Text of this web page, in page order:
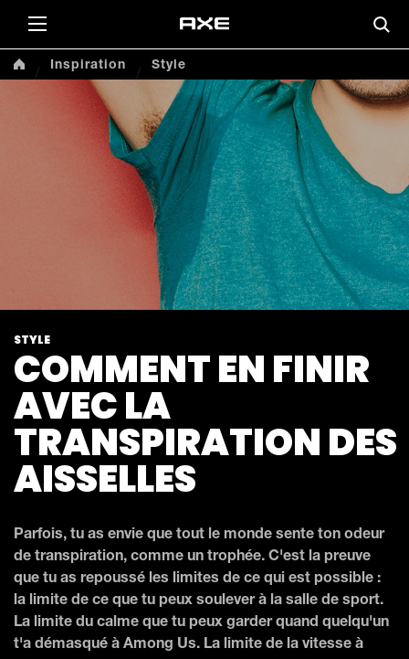
Inspiration Style
STYLE
COMMENT EN FINIR
AVEC LA
TRANSPIRATION DES
AISSELLES
Parfois, tu as envie que tout le monde sente ton odeur
de transpiration, comme un trophée. C'est la preuve
que tu as repoussé les limites de ce qui est possible :
la limite de ce que tu peux soulever à la salle de sport.
La limite du calme que tu peux garder quand quelqu'un
t'a démasqué à Among Us. La limite de la vitesse à